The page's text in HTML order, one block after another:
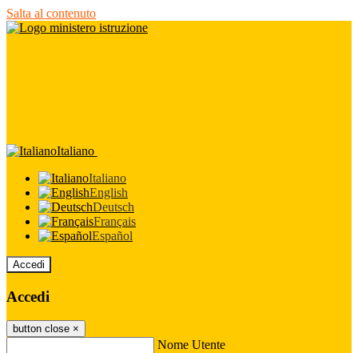
Salta al contenuto
Italiano
Italiano
English
Deutsch
Français
Español
Accedi
Accedi
button close ×
Nome Utente